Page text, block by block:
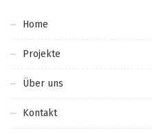
Home
Projekte
Über uns
Kontakt